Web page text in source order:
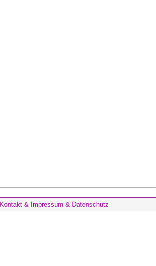
Kontakt & Impressum & Datenschutz